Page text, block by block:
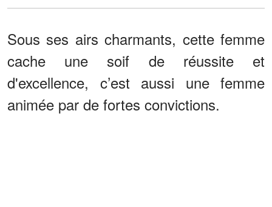
Sous ses airs charmants, cette femme
cache une soif de réussite et
d'excellence, c’est aussi une femme
animée par de fortes convictions.